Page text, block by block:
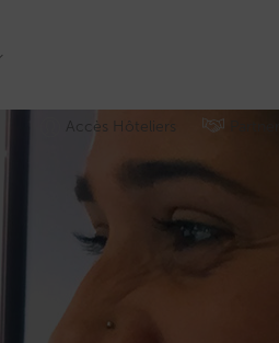
Accès Hôteliers